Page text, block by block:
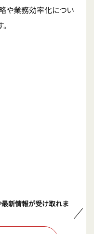
や業務効率化につい
新情報が受け取れま